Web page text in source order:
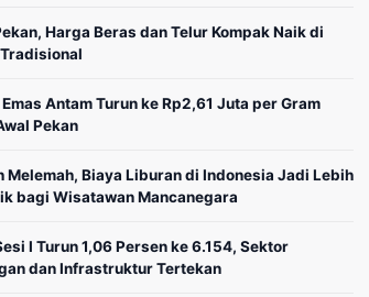
Harga Beras dan Telur Kompak Naik di
Antam Turun ke Rp2,61 Juta per Gram
Pekan
Melemah, Biaya Liburan di Indonesia Jadi Lebih
bagi Wisatawan Mancanegara
I Turun 1,06 Persen ke 6.154, Sektor
dan Infrastruktur Tertekan